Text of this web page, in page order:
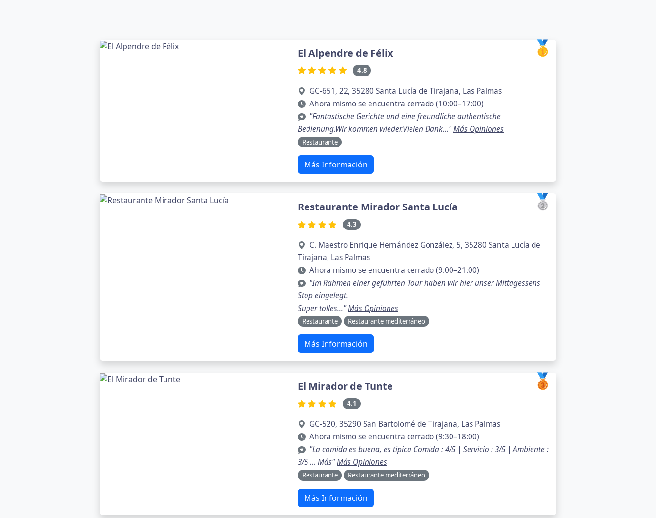
🥇
El Alpendre de Félix
4.8
GC-651, 22, 35280 Santa Lucía de Tirajana, Las Palmas
Ahora mismo se encuentra cerrado (10:00–17:00)
"Fantastische Gerichte und eine freundliche authentische
Bedienung.Wir kommen wieder.Vielen Dank..."Más Opiniones
Restaurante
Más Información
🥈
Restaurante Mirador Santa Lucía
4.3
C. Maestro Enrique Hernández González, 5, 35280 Santa Lucía de
Tirajana, Las Palmas
Ahora mismo se encuentra cerrado (9:00–21:00)
"Im Rahmen einer geführten Tour haben wir hier unser Mittagessens
Stop eingelegt.
Super tolles..."Más Opiniones
Restaurante Restaurante mediterráneo
Más Información
🥉
El Mirador de Tunte
4.1
GC-520, 35290 San Bartolomé de Tirajana, Las Palmas
Ahora mismo se encuentra cerrado (9:30–18:00)
"La comida es buena, es tipica Comida : 4/5 | Servicio : 3/5 | Ambiente :
3/5 … Más"Más Opiniones
Restaurante Restaurante mediterráneo
Más Información